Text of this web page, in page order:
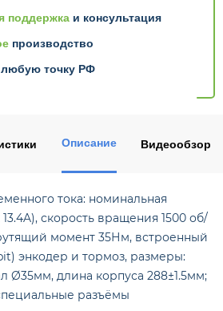
поддержка и консультация
производство
точку РФ
Описание Видеообзор
тока: номинальная
скорость вращения 1500 об/
момент 35Нм, встроенный
энкодер и тормоз, размеры:
Ø35мм, длина корпуса 288±1.5мм;
разъёмы